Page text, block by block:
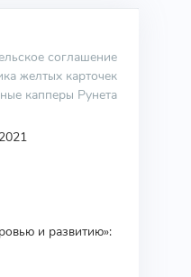
соглашение
желтых карточек
капперы Рунета
и развитию»: